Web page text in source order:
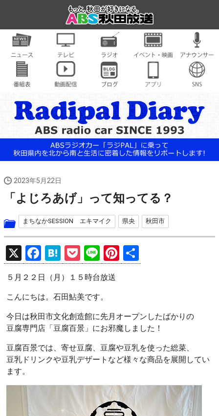
2023年5月22日
「よじろあげ」って知ってる？
まちなかSESSION エキマイク 県央 秋田市
X
F
a
ce
b
o
o
k
H
at
e
n
a
P
o
ck
et
Li
n
e
Pi
nt
t
有
５月２２日（月）１５時台放送
こんにちは。石田鮎美です。
今日は秋田市文化創造館に先月オープンしたばかりの
豆腐専門店「豆腐百景」にお邪魔しました！
豆腐百景では、寄せ豆腐、豆腐や豆乳を使った総菜、
豆乳ドリンクや豆乳デザートなど様々な商品を展開してい
ます。